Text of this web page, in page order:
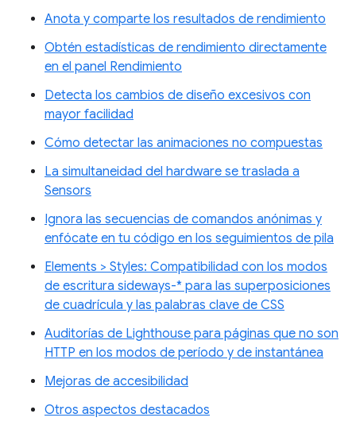
Anota y comparte los resultados de rendimiento
Obtén estadísticas de rendimiento directamente
en el panel Rendimiento
Detecta los cambios de diseño excesivos con
mayor facilidad
Cómo detectar las animaciones no compuestas
La simultaneidad del hardware se traslada a
Sensors
Ignora las secuencias de comandos anónimas y
enfócate en tu código en los seguimientos de pila
Elements > Styles: Compatibilidad con los modos
de escritura sideways-* para las superposiciones
de cuadrícula y las palabras clave de CSS
Auditorías de Lighthouse para páginas que no son
HTTP en los modos de período y de instantánea
Mejoras de accesibilidad
Otros aspectos destacados